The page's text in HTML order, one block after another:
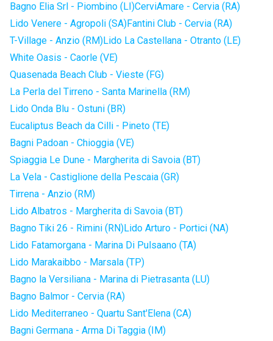
Bagno Elia Srl - Piombino (LI)CerviAmare - Cervia (RA)
Lido Venere - Agropoli (SA)Fantini Club - Cervia (RA)
T-Village - Anzio (RM)Lido La Castellana - Otranto (LE)
White Oasis - Caorle (VE)
Quasenada Beach Club - Vieste (FG)
La Perla del Tirreno - Santa Marinella (RM)
Lido Onda Blu - Ostuni (BR)
Eucaliptus Beach da Cilli - Pineto (TE)
Bagni Padoan - Chioggia (VE)
Spiaggia Le Dune - Margherita di Savoia (BT)
La Vela - Castiglione della Pescaia (GR)
Tirrena - Anzio (RM)
Lido Albatros - Margherita di Savoia (BT)
Bagno Tiki 26 - Rimini (RN)Lido Arturo - Portici (NA)
Lido Fatamorgana - Marina Di Pulsaano (TA)
Lido Marakaibbo - Marsala (TP)
Bagno la Versiliana - Marina di Pietrasanta (LU)
Bagno Balmor - Cervia (RA)
Lido Mediterraneo - Quartu Sant'Elena (CA)
Bagni Germana - Arma Di Taggia (IM)